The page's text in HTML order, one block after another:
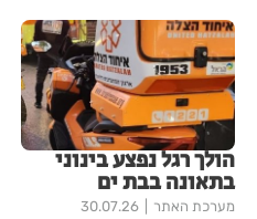
הולך רגל נפצע בינוני
בתאונה בבת ים
מערכת האתר 30.07.26